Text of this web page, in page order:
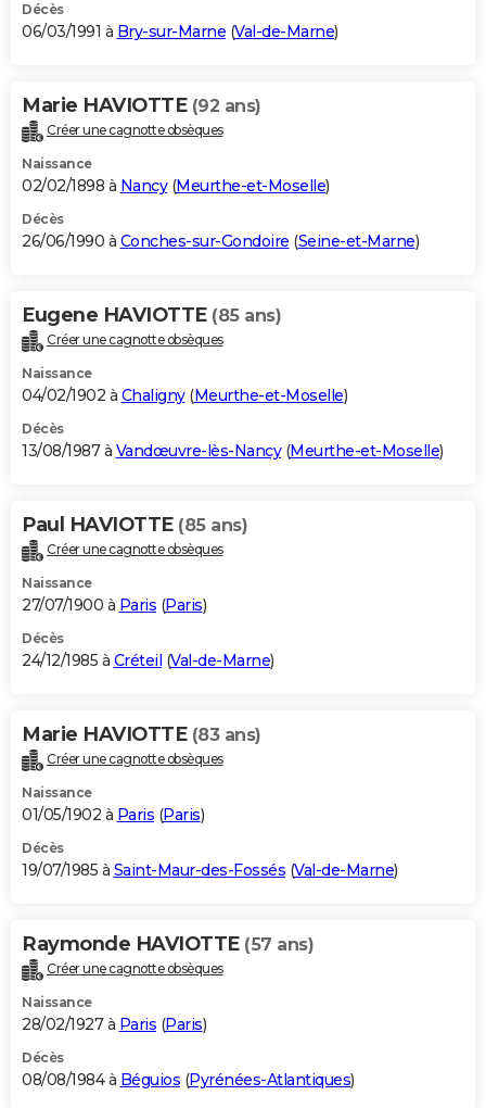
Décès
06/03/1991 à Bry-sur-Marne (Val-de-Marne)
Marie HAVIOTTE (92 ans)
Créer une cagnotte obsèques
Naissance
02/02/1898 à Nancy(Meurthe-et-Moselle)
Décès
26/06/1990 à Conches-sur-Gondoire (Seine-et-Marne)
Eugene HAVIOTTE (85 ans)
Créer une cagnotte obsèques
Naissance
04/02/1902 à Chaligny(Meurthe-et-Moselle)
Décès
13/08/1987 à Vandœuvre-lès-Nancy(Meurthe-et-Moselle)
Paul HAVIOTTE (85 ans)
Créer une cagnotte obsèques
Naissance
27/07/1900 à Paris (Paris)
Décès
24/12/1985 à Créteil (Val-de-Marne)
Marie HAVIOTTE (83 ans)
Créer une cagnotte obsèques
Naissance
01/05/1902 à Paris (Paris)
Décès
19/07/1985 à Saint-Maur-des-Fossés (Val-de-Marne)
Raymonde HAVIOTTE (57 ans)
Créer une cagnotte obsèques
Naissance
28/02/1927 à Paris (Paris)
Décès
08/08/1984 à Béguios (Pyrénées-Atlantiques)